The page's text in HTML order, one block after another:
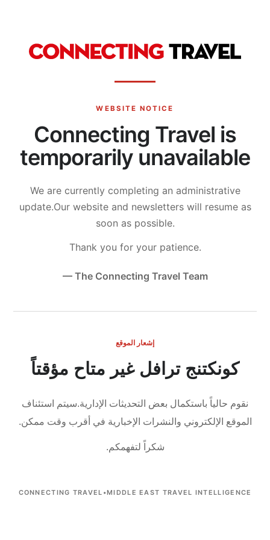
WEBSITE NOTICE
Connecting Travel is
temporarily unavailable
We are currently completing an administrative
update.Our website and newsletters will resume as
soon as possible.
Thank you for your patience.
— The Connecting Travel Team
إشعار الموقع
كونكتنج ترافل غير متاح مؤقتاً
نقوم حالياً باستكمال بعض التحديثات الإدارية.سيتم استئناف
الموقع الإلكتروني والنشرات الإخبارية في أقرب وقت ممكن.
شكراً لتفهمكم.
CONNECTING TRAVEL •MIDDLE EAST TRAVEL INTELLIGENCE